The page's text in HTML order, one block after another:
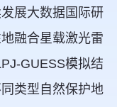
展大数据国际研
融合星载激光雷
GUESS模拟结
类型自然保护地